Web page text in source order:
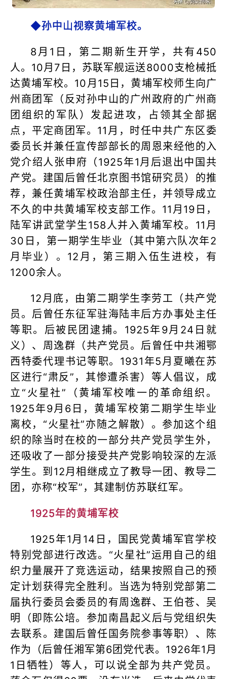
◆孙中山视察黄埔军校。
8月1日，第二期新生开学，共有450
人。10月7日，苏联军舰运送8000支枪械抵
达黄埔军校。10月15日，黄埔军校师生向广
州商团军（反对孙中山的广州政府的广州商
团组织的军队）发起进攻，占领其全部据
点，平定商团军。11月，时任中共广东区委
委员长并兼任宣传部部长的周恩来经他的入
党介绍人张申府（1925年1月后退出中国共
产党。建国后曾任北京图书馆研究员）的推
荐，兼任黄埔军校政治部主任，并领导成立
不久的中共黄埔军校支部工作。11月19日，
陆军讲武堂学生158人并入黄埔军校。11月
30日，第一期学生毕业（其中第六队次年2
月毕业）。12月，第三期入伍生进校，有
1200余人。
12月底，由第二期学生李劳工（共产党
员。后曾任东征军驻海陆丰后方办事处主任
等职。后被民团逮捕。1925年9月24日就
义）、周逸群（共产党员。后曾任中共湘鄂
西特委代理书记等职。1931年5月夏曦在苏
区进行“肃反”，其惨遭杀害）等人倡议，成
立“火星社”（黄埔军校唯一的革命组织。
1925年9月6日，黄埔军校第二期学生毕业
离校，“火星社”亦随之解散）。参加这个组
织的除当时在校的一部分共产党员学生外，
还吸收了一部分接受共产党影响较深的左派
学生。到12月相继成立了教导一团、教导二
团，亦称“校军”，其建制仿苏联红军。
1925年的黄埔军校
1925年1月14日，国民党黄埔军官学校
特别党部进行改选。“火星社”运用自己的组
织力量展开了竞选运动，结果按照自己的预
定计划获得完全胜利。当选为特别党部第二
届执行委员会委员的有周逸群、王伯苍、吴
明（即陈公培。参加南昌起义后与党组织失
去联系。建国后曾任国务院参事等职）、陈
作为（后曾任湘军第6团党代表。1926年1月
1日牺牲）等人，可以说全部为共产党员。